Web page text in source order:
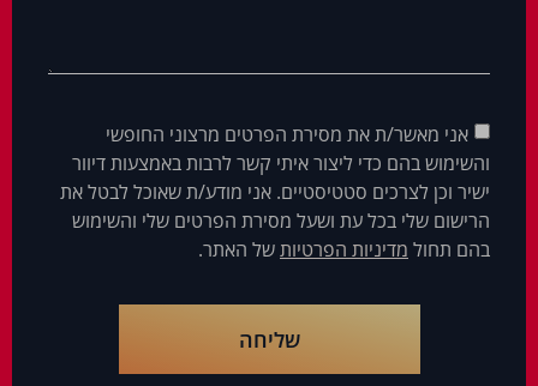
אני מאשר/ת את מסירת הפרטים מרצוני החופשי
והשימוש בהם כדי ליצור איתי קשר לרבות באמצעות דיוור
ישיר וכן לצרכים סטטיסטיים. אני מודע/ת שאוכל לבטל את
הרישום שלי בכל עת ושעל מסירת הפרטים שלי והשימוש
בהם תחול מדיניות הפרטיותשל האתר.
שליחה